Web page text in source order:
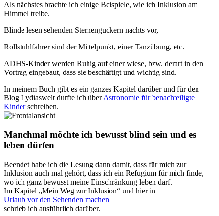
Als nächstes brachte ich einige Beispiele, wie ich Inklusion am
Himmel treibe.
Blinde lesen sehenden Sternenguckern nachts vor,
Rollstuhlfahrer sind der Mittelpunkt, einer Tanzübung, etc.
ADHS-Kinder werden Ruhig auf einer wiese, bzw. derart in den
Vortrag eingebaut, dass sie beschäftigt und wichtig sind.
In meinem Buch gibt es ein ganzes Kapitel darüber und für den
Blog Lydiaswelt durfte ich überAstronomie für benachteiligte
Kinderschreiben.
Manchmal möchte ich bewusst blind sein und es
leben dürfen
Beendet habe ich die Lesung dann damit, dass für mich zur
Inklusion auch mal gehört, dass ich ein Refugium für mich finde,
wo ich ganz bewusst meine Einschränkung leben darf.
Im Kapitel „Mein Weg zur Inklusion“ und hier in
Urlaub vor den Sehenden machen
schrieb ich ausführlich darüber.